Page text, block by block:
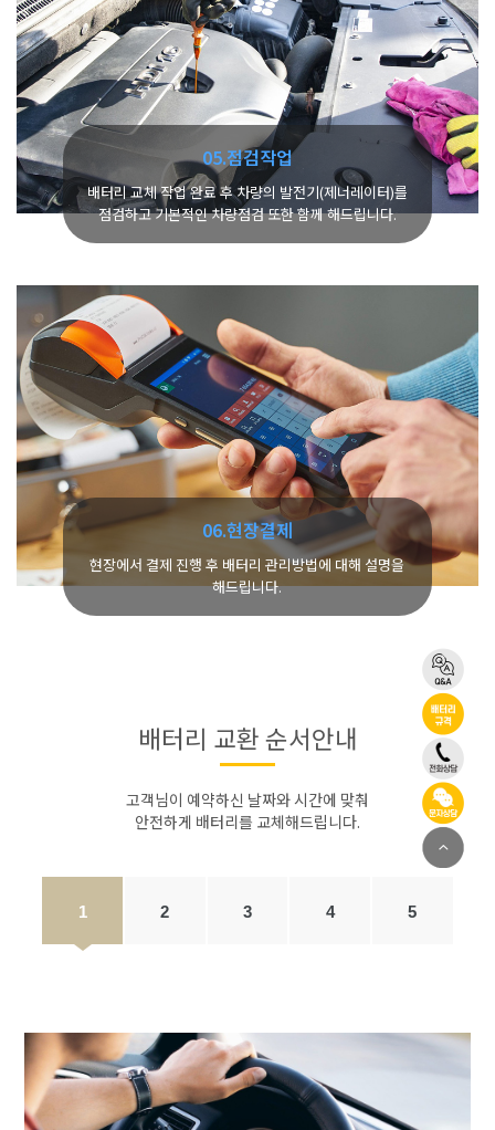
05.점검작업
배터리 교체 작업 완료 후 차량의 발전기(제너레이터)를
점검하고 기본적인 차량점검 또한 함께 해드립니다.
06.현장결제
현장에서 결제 진행 후 배터리 관리방법에 대해 설명을
해드립니다.
배터리 교환 순서안내
고객님이 예약하신 날짜와 시간에 맞춰
안전하게 배터리를 교체해드립니다.
1 2 3 4 5